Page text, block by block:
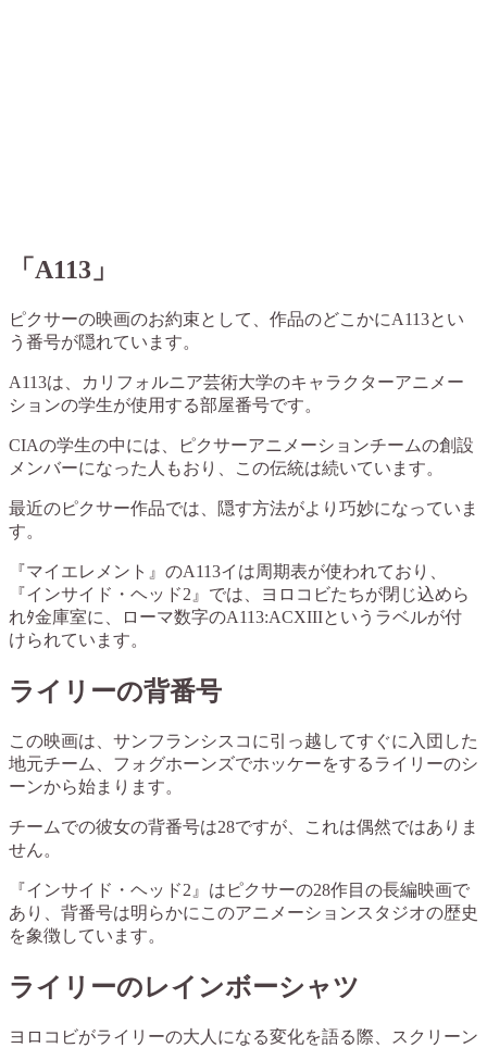
「A113」
ピクサーの映画のお約束として、作品のどこかにA113とい
う番号が隠れています。
A113は、カリフォルニア芸術大学のキャラクターアニメー
ションの学生が使用する部屋番号です。
CIAの学生の中には、ピクサーアニメーションチームの創設
メンバーになった人もおり、この伝統は続いています。
最近のピクサー作品では、隠す方法がより巧妙になっていま
す。
『マイエレメント』のA113イは周期表が使われており、
『インサイド・ヘッド2』では、ヨロコビたちが閉じ込めら
れﾀ金庫室に、ローマ数字のA113:ACXIIIというラベルが付
けられています。
ライリーの背番号
この映画は、サンフランシスコに引っ越してすぐに入団した
地元チーム、フォグホーンズでホッケーをするライリーのシ
ーンから始まります。
チームでの彼女の背番号は28ですが、これは偶然ではありま
せん。
『インサイド・ヘッド2』はピクサーの28作目の長編映画で
あり、背番号は明らかにこのアニメーションスタジオの歴史
を象徴しています。
ライリーのレインボーシャツ
ヨロコビがライリーの大人になる変化を語る際、スクリーン